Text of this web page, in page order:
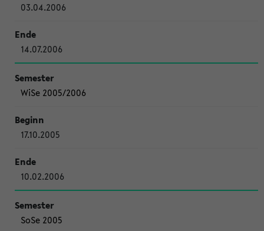
03.04.2006
14.07.2006
WiSe 2005/2006
17.10.2005
10.02.2006
SoSe 2005